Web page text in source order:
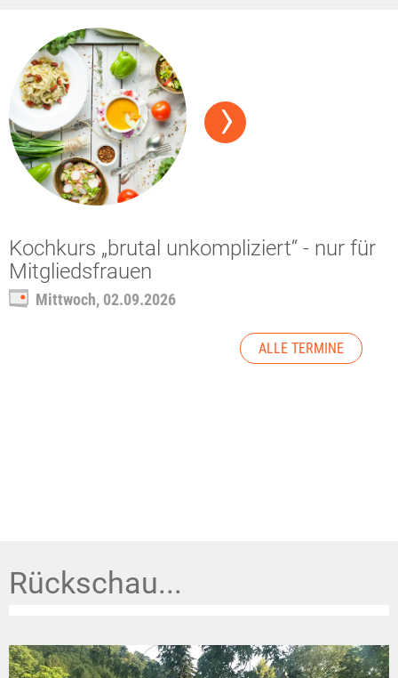
Kochkurs „brutal unkompliziert“ - nur für
Mitgliedsfrauen
Mittwoch, 02.09.2026
ALLE TERMINE
Rückschau...